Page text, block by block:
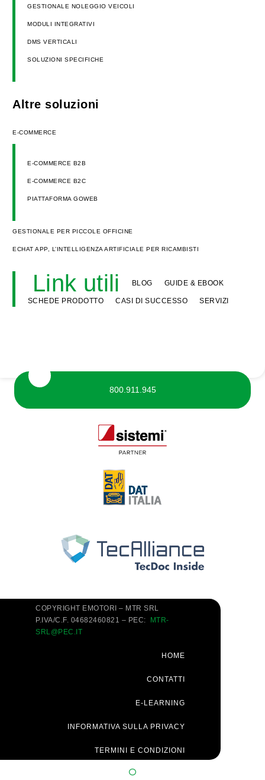
GESTIONALE NOLEGGIO VEICOLI
MODULI INTEGRATIVI
DMS VERTICALI
SOLUZIONI SPECIFICHE
Altre soluzioni
E-COMMERCE
E-COMMERCE B2B
E-COMMERCE B2C
PIATTAFORMA GOWEB
GESTIONALE PER PICCOLE OFFICINE
ECHAT APP, L’INTELLIGENZA ARTIFICIALE PER RICAMBISTI
Link utili BLOG GUIDE & EBOOK
SCHEDE PRODOTTO CASI DI SUCCESSO SERVIZI
800.911.945
COPYRIGHT EMOTORI – MTR SRL
P.IVA/C.F. 04682460821 – PEC:
MTR-
SRL@PEC.IT
HOME
CONTATTI
E-LEARNING
INFORMATIVA SULLA PRIVACY
TERMINI E CONDIZIONI